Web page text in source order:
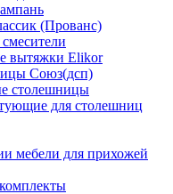
(Прованс)
вытяжки Elikor
Союз(дсп)
столешницы
для столешниц
мебели для прихожей